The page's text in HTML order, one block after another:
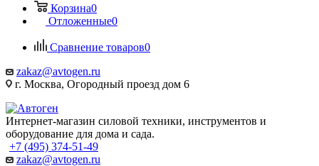
Корзина0
Отложенные0
Сравнение товаров0
zakaz@avtogen.ru
г. Москва, Огородный проезд дом 6
Интернет-магазин силовой техники, инструментов и
оборудование для дома и сада.
+7 (495) 374-51-49
zakaz@avtogen.ru